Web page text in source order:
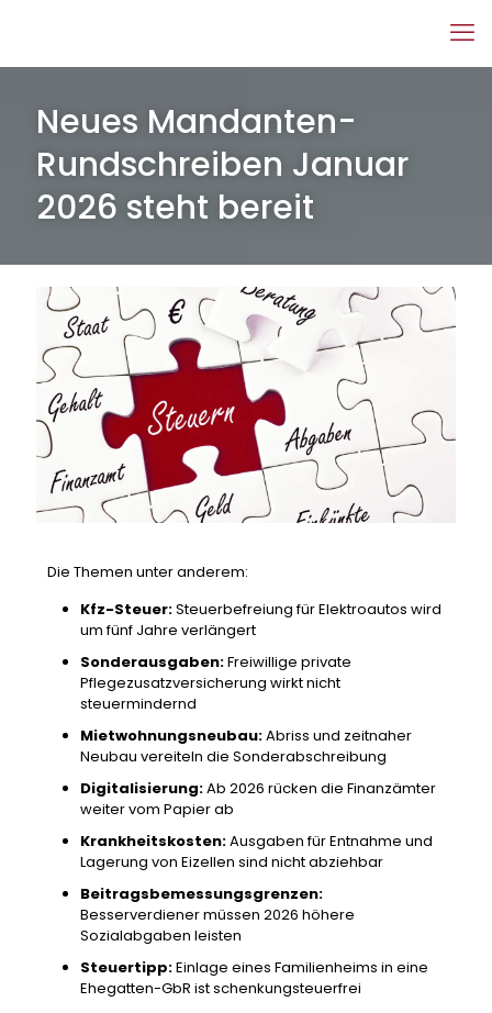
Neues Mandanten-
Rundschreiben Januar
2026 steht bereit
Die Themen unter anderem:
Kfz-Steuer:Steuerbefreiung für Elektroautos wird
um fünf Jahre verlängert
Sonderausgaben:Freiwillige private
Pflegezusatzversicherung wirkt nicht
steuermindernd
Mietwohnungsneubau:Abriss und zeitnaher
Neubau vereiteln die Sonderabschreibung
Digitalisierung:Ab 2026 rücken die Finanzämter
weiter vom Papier ab
Krankheitskosten:Ausgaben für Entnahme und
Lagerung von Eizellen sind nicht abziehbar
Beitragsbemessungsgrenzen:
Besserverdiener müssen 2026 höhere
Sozialabgaben leisten
Steuertipp:Einlage eines Familienheims in eine
Ehegatten-GbR ist schenkungsteuerfrei